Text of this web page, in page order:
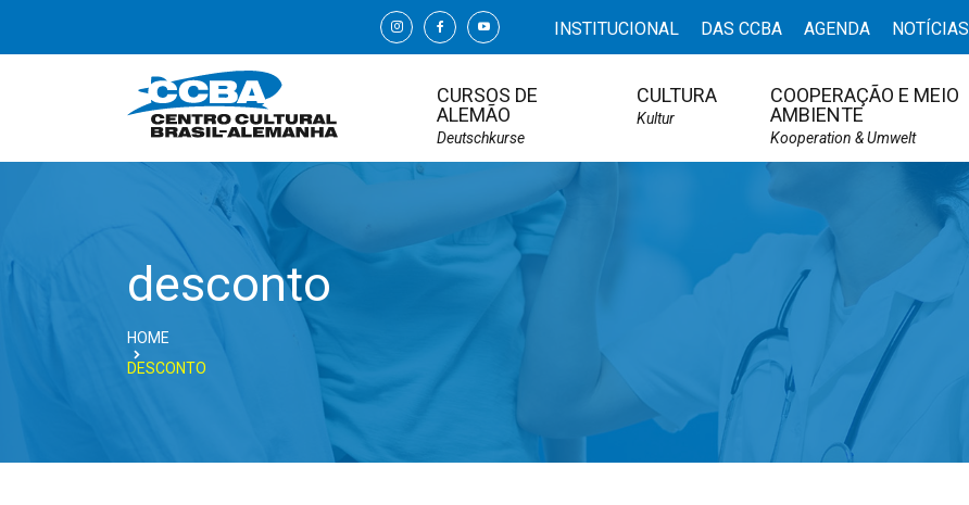
INSTITUCIONAL DAS CCBA AGENDA NOTÍCIAS
CURSOS DE
ALEMÃO
Deutschkurse
CULTURA
Kultur
COOPERAÇÃO E MEIO
AMBIENTE
Kooperation & Umwelt
desconto
HOME
DESCONTO